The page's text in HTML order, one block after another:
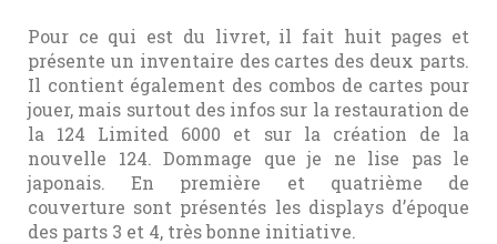
Pour ce qui est du livret, il fait huit pages et
présente un inventaire des cartes des deux parts.
Il contient également des combos de cartes pour
jouer, mais surtout des infos sur la restauration de
la 124 Limited 6000 et sur la création de la
nouvelle 124. Dommage que je ne lise pas le
japonais. En première et quatrième de
couverture sont présentés les displays d’époque
des parts 3 et 4, très bonne initiative.